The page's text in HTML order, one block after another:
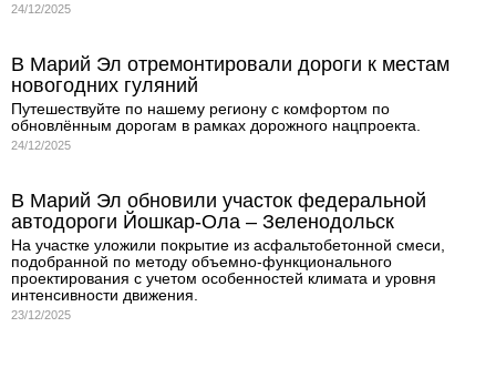
24/12/2025
В Марий Эл отремонтировали дороги к местам
новогодних гуляний
Путешествуйте по нашему региону с комфортом по
обновлённым дорогам в рамках дорожного нацпроекта.
24/12/2025
В Марий Эл обновили участок федеральной
автодороги Йошкар-Ола – Зеленодольск
На участке уложили покрытие из асфальтобетонной смеси,
подобранной по методу объемно-функционального
проектирования с учетом особенностей климата и уровня
интенсивности движения.
23/12/2025